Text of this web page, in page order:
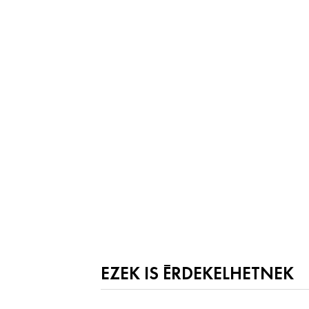
EZEK IS ÉRDEKELHETNEK